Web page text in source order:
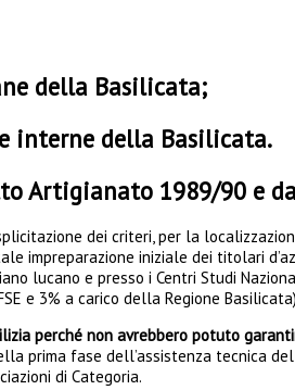
della Basilicata;
interne della Basilicata.
Artigianato 1989/90 e
dei criteri, per la
impreparazione iniziale dei titolari
lucano e presso i Centri Studi
e 3% a carico della Regione
perché non avrebbero potuto
prima fase dell’assistenza tecnica
di Categoria.